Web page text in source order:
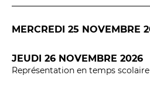
MERCREDI 25 NOVEMBRE
JEUDI 26 NOVEMBRE 2026
Représentation en temps scolaire